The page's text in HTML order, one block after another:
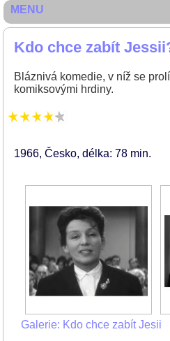
Kdo chce zabít
Bláznivá komedie, v níž se
komiksovými hrdiny.
1966 Česko délka: 78 min
Galerie: Kdo chce zabít Jesii
MENU